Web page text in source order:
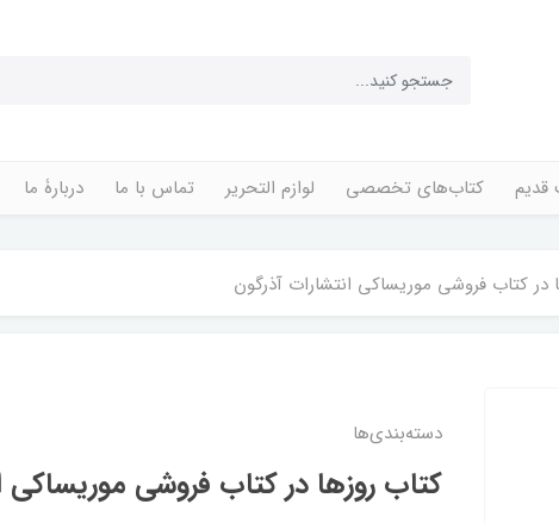
قدیم کتاب‌های تخصصی لوازم التحریر تماس با ما دربارۀ ما
در کتاب فروشی موریساکی انتشارات آذرگون
دسته‌بندی‌ها
کتاب روزها در کتاب فروشی موریساکی